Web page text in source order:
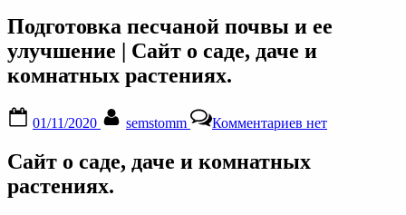
Подготовка песчаной почвы и ее
улучшение | Сайт о саде, даче и
комнатных растениях.
on
01/11/2020 semstomm Комментариевзаписи
песчаной
нет
Сайт о саде, даче и комнатных
растениях.